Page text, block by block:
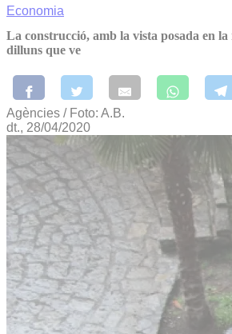
Economia
La construcció, amb la vista posada en
dilluns que ve
Agències / Foto: A.B.
dt., 28/04/2020